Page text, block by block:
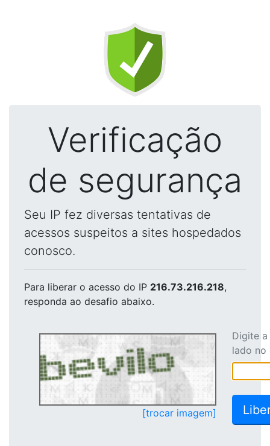
Verificação
de segurança
Seu IP fez diversas tentativas de
acessos suspeitos a sites hospedados
conosco.
Para liberar o acesso do IP 216.73.216.218,
responda ao desafio abaixo.
[trocar imagem]
Digite
lado no